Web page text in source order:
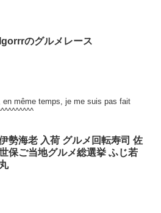
Igorrrのグルメレース
même temps, je me suis pas fait
勢海老 入荷 グルメ回転寿司 佐
保ご当地グルメ総選挙 ふじ若
丸